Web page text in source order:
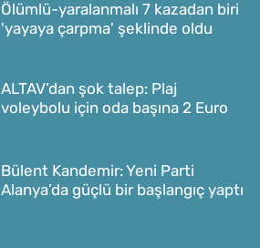
Ölümlü-yaralanmalı 7 kazadan biri
'yayaya çarpma' şeklinde oldu
ALTAV’dan şok talep: Plaj
voleybolu için oda başına 2 Euro
Bülent Kandemir: Yeni Parti
Alanya’da güçlü bir başlangıç yaptı